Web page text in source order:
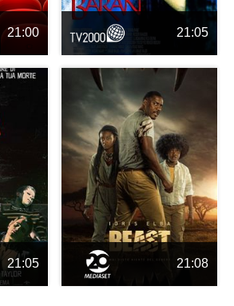
21:00 21:05
21:05 21:08